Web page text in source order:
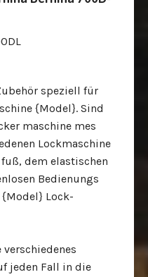
speziell für
{Model}. Sind
maschine mes
Lockmaschine
dem elastischen
Bedienungs
Lock-
jeden Fall in die